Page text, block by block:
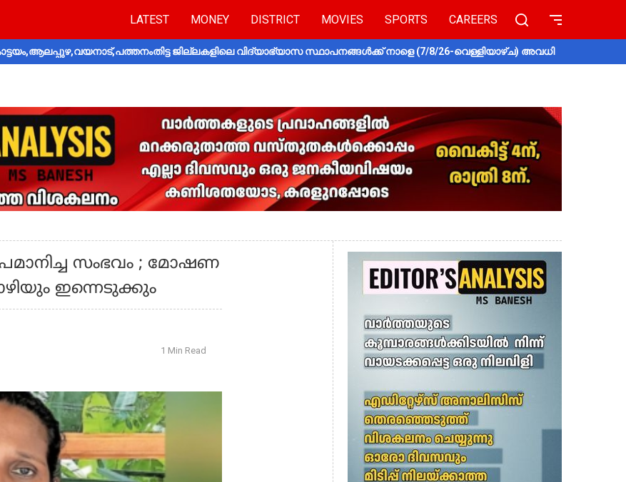
LATEST MONEY DISTRICT MOVIES SPORTS CAREERS
ജില്ലകളിലെ വിദ്യാഭ്യാസ സ്ഥാപനങ്ങൾക്ക് നാളെ (7/8/26-വെള്ളിയാഴ്ച) അവധി
സംഭവം ; മോഷണ
ഇന്നെടുക്കും
1 Min Read